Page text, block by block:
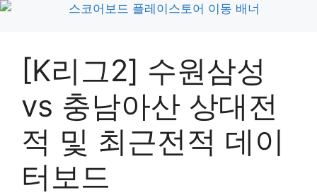
[K리그2] 수원삼성
vs 충남아산 상대전
적 및 최근전적 데이
터보드